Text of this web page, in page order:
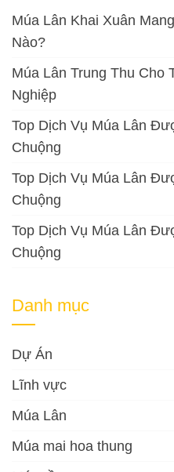
Múa Lân Khai Xuân
Nào?
Múa Lân Trung Thu Cho
Nghiệp
Top Dịch Vụ Múa Lân
Chuộng
Top Dịch Vụ Múa Lân
Chuộng
Top Dịch Vụ Múa Lân
Chuộng
Danh mục
Dự Án
Lĩnh vực
Múa Lân
Múa mai hoa thung